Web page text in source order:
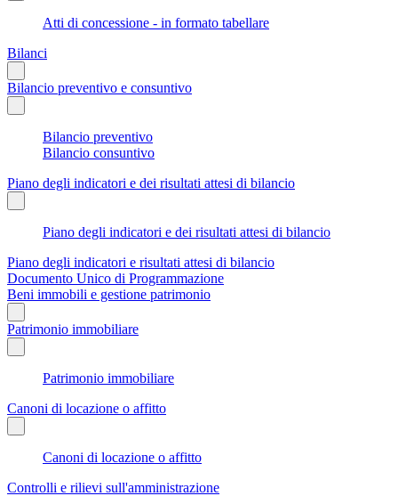
Atti di concessione - in formato tabellare
Bilanci
Bilancio preventivo e consuntivo
Bilancio preventivo
Bilancio consuntivo
Piano degli indicatori e dei risultati attesi di bilancio
Piano degli indicatori e dei risultati attesi di bilancio
Piano degli indicatori e risultati attesi di bilancio
Documento Unico di Programmazione
Beni immobili e gestione patrimonio
Patrimonio immobiliare
Patrimonio immobiliare
Canoni di locazione o affitto
Canoni di locazione o affitto
Controlli e rilievi sull'amministrazione